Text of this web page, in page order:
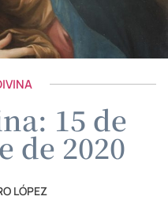
15 de
de 2020
LÓPEZ